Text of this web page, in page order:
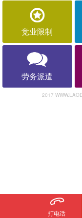
竞业限制
劳务派遣
2017
打电话